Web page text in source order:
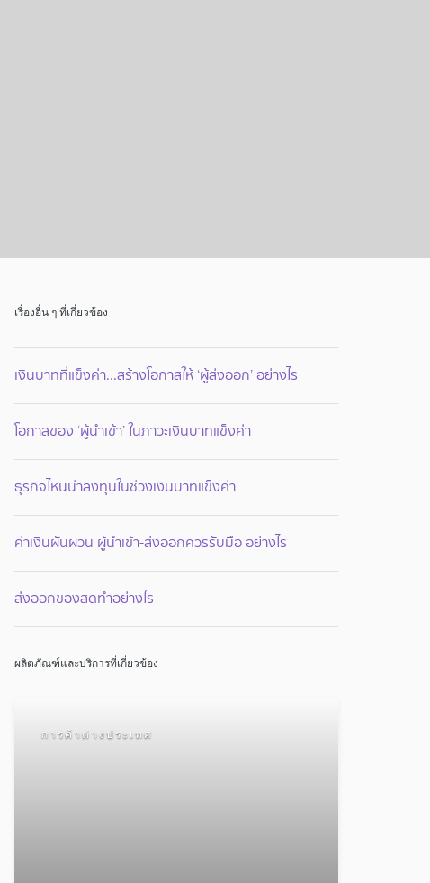
เรื่องอื่น ๆ ที่เกี่ยวข้อง
เงินบาทที่แข็งค่า...สร้างโอกาสให้ ‘ผู้ส่งออก’ อย่างไร
โอกาสของ ‘ผู้นำเข้า’ ในภาวะเงินบาทแข็งค่า
ธุรกิจไหนน่าลงทุนในช่วงเงินบาทแข็งค่า
ค่าเงินผันผวน ผู้นำเข้า-ส่งออกควรรับมือ อย่างไร
ส่งออกของสดทำอย่างไร
ผลิตภัณฑ์และบริการที่เกี่ยวข้อง
การค้าต่างประเทศ